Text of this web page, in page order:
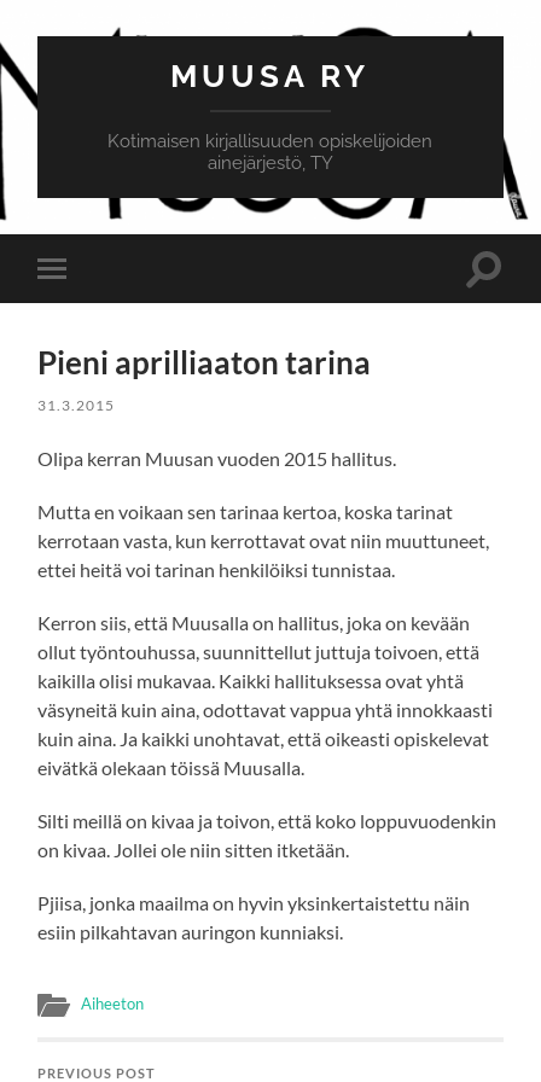
MUUSA RY
Kotimaisen kirjallisuuden opiskelijoiden
ainejärjestö, TY
Toggle
mobile
Toggle
Pieni aprilliaaton tarina
31.3.2015
Olipa kerran Muusan vuoden 2015 hallitus.
Mutta en voikaan sen tarinaa kertoa, koska tarinat
kerrotaan vasta, kun kerrottavat ovat niin muuttuneet,
ettei heitä voi tarinan henkilöiksi tunnistaa.
Kerron siis, että Muusalla on hallitus, joka on kevään
ollut työntouhussa, suunnittellut juttuja toivoen, että
kaikilla olisi mukavaa. Kaikki hallituksessa ovat yhtä
väsyneitä kuin aina, odottavat vappua yhtä innokkaasti
kuin aina. Ja kaikki unohtavat, että oikeasti opiskelevat
eivätkä olekaan töissä Muusalla.
Silti meillä on kivaa ja toivon, että koko loppuvuodenkin
on kivaa. Jollei ole niin sitten itketään.
Pjiisa, jonka maailma on hyvin yksinkertaistettu näin
esiin pilkahtavan auringon kunniaksi.
Aiheeton
PREVIOUS POST